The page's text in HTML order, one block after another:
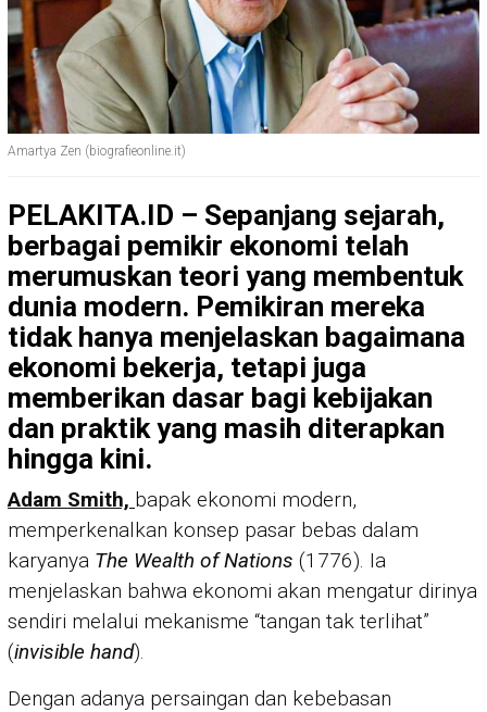
Amartya Zen (biografieonline.it)
PELAKITA.ID – Sepanjang sejarah,
berbagai pemikir ekonomi telah
merumuskan teori yang membentuk
dunia modern. Pemikiran mereka
tidak hanya menjelaskan bagaimana
ekonomi bekerja, tetapi juga
memberikan dasar bagi kebijakan
dan praktik yang masih diterapkan
hingga kini.
Adam Smith, bapak ekonomi modern,
memperkenalkan konsep pasar bebas dalam
karyanya The Wealth of Nations (1776). Ia
menjelaskan bahwa ekonomi akan mengatur dirinya
sendiri melalui mekanisme “tangan tak terlihat”
(invisible hand).
Dengan adanya persaingan dan kebebasan